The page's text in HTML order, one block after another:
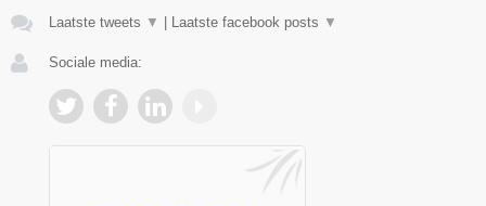
Laatste tweets ▼ Laatste facebook posts ▼
Sociale media: